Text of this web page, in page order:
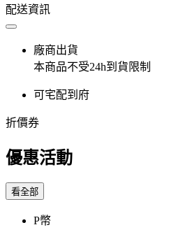
配送資訊
廠商出貨
本商品不受24h到貨限制
可宅配到府
折價券
優惠活動
看全部
P幣